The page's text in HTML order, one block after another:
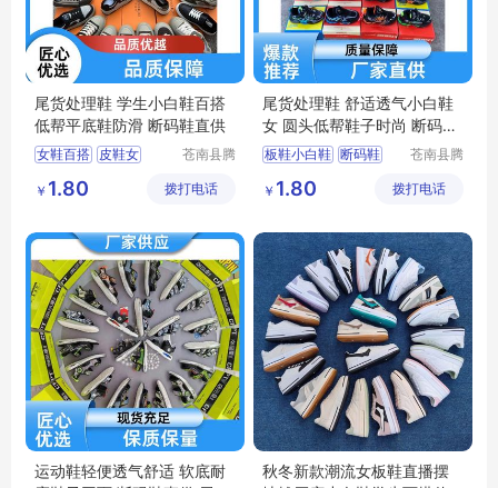
尾货处理鞋 学生小白鞋百搭
低帮平底鞋防滑 断码鞋直供
女鞋百搭 皮鞋女
小白鞋时尚百搭
苍南县腾
务商行
￥ 1.80 拨打电话
尾货处理鞋 舒适透气小白鞋
女 圆头低帮鞋子时尚 断码鞋
直供
板鞋小白鞋 断码鞋
小白鞋时尚百搭
苍南县腾
务商行
￥ 1.80 拨打电话
运动鞋轻便透气舒适 软底耐
秋冬新款潮流女板鞋直播摆